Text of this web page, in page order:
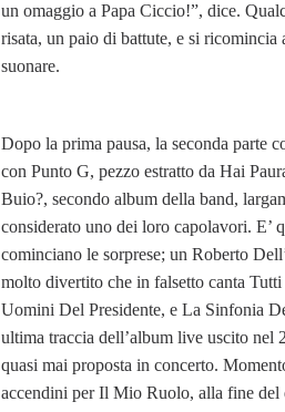
un omaggio a Papa Ciccio!”, dice.
risata, un paio di battute, e si ricomincia
suonare.
Dopo la prima pausa, la seconda parte
con Punto G, pezzo estratto da Hai
Buio?, secondo album della band,
considerato uno dei loro capolavori. E’
cominciano le sorprese; un Roberto
molto divertito che in falsetto canta
Uomini Del Presidente, e La Sinfonia
ultima traccia dell’album live uscito nel
quasi mai proposta in concerto.
accendini per Il Mio Ruolo, alla fine del